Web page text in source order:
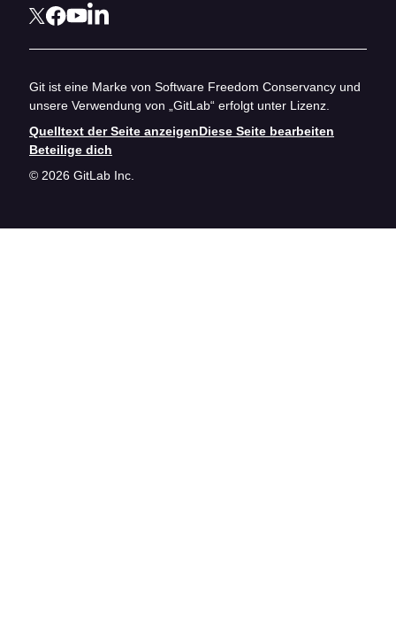
Git ist eine Marke von Software Freedom Conservancy und
unsere Verwendung von „GitLab“ erfolgt unter Lizenz.
Quelltext der Seite anzeigenDiese Seite bearbeiten
Beteilige dich
© 2026 GitLab Inc.